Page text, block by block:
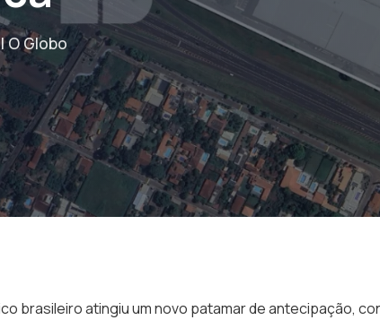
O Globo
brasileiro atingiu um novo patamar de antecipação,